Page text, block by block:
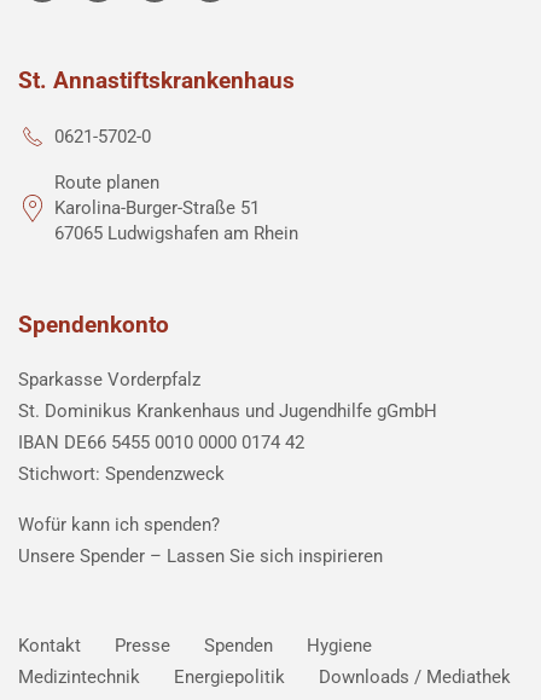
St. Annastiftskrankenhaus
0621-5702-0
Route planen
Karolina-Burger-Straße 51
67065 Ludwigshafen am Rhein
Spendenkonto
Sparkasse Vorderpfalz
St. Dominikus Krankenhaus und Jugendhilfe gGmbH
IBAN DE66 5455 0010 0000 0174 42
Stichwort: Spendenzweck
Wofür kann ich spenden?
Unsere Spender – Lassen Sie sich inspirieren
Kontakt Presse Spenden
Hygiene
Medizintechnik
Energiepolitik
Downloads / Mediathek